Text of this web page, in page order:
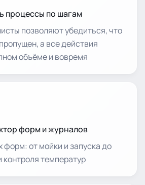
процессы по шагам
позволяют убедиться, что
а все действия
объёме и вовремя
форм и журналов
от мойки и запуска до
температур